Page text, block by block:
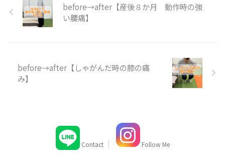
before→after【産後８か月 動作時の強
い腰痛】
before→after【しゃがんだ時の膝の痛
み】
Contact Follow Me